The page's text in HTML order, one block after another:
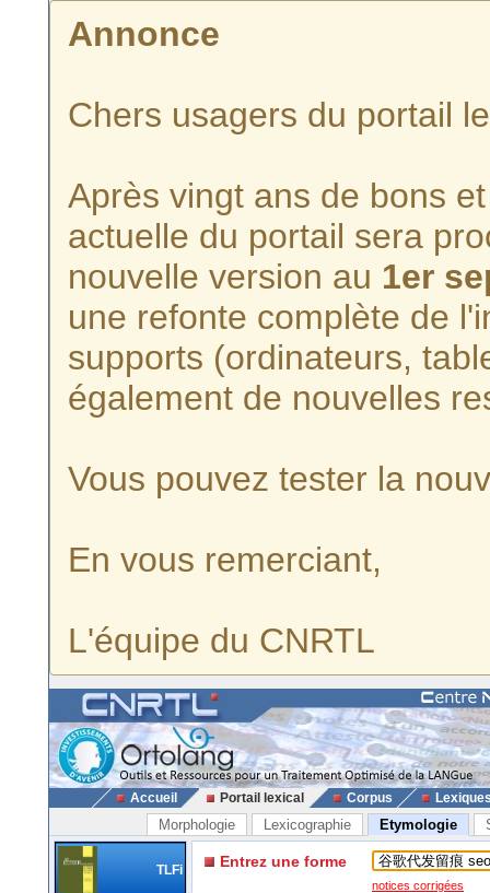
Annonce
Chers usagers du portail
Après vingt ans de bons
actuelle du portail sera
nouvelle version au 1er
une refonte complète de
supports (ordinateurs,
également de nouvelles
Vous pouvez tester la
En vous remerciant,
L'équipe du CNRTL
Accueil Portail lexical Corpus
Morphologie Lexicographie Etymologie
TLFi Entrez une forme
notices corrigées